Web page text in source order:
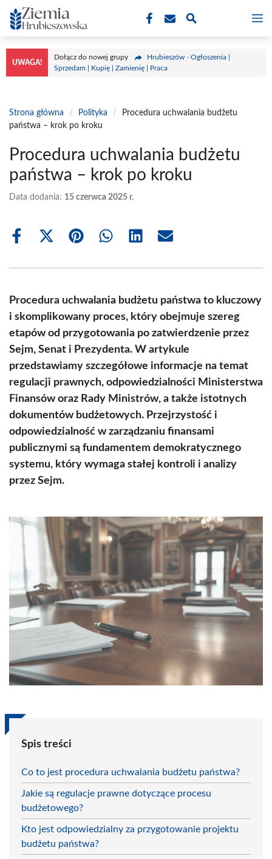
Przejdź
do
treści
UWAGA!
Dołącz do nowej grupy
Hrubieszów - Ogłoszenia |
Sprzedam | Kupię | Zamienię | Praca
Strona główna / Polityka /
Procedura uchwalania budżetu
państwa – krok po kroku
Procedura uchwalania budżetu
państwa – krok po kroku
Data dodania: 15 czerwca 2025 r.
Share
Share
(Twitter)
Share Share Share Share
Procedura uchwalania budżetu państwa to kluczowy
i skomplikowany proces, który obejmuje szereg
etapów od przygotowania po zatwierdzenie przez
Sejm, Senat i Prezydenta. W artykule
przedstawiamy szczegółowe informacje na temat
regulacji prawnych, odpowiedzialności Ministerstwa
Finansów oraz Rady Ministrów, a także istotnych
dokumentów budżetowych. Przejrzystość i
odpowiedzialność w zarządzaniu finansami
publicznymi są fundamentem demokratycznego
systemu, który wymaga stałej kontroli i analizy
przez Sejm.
Spis treści
Co to jest procedura uchwalania budżetu państwa?
Jakie są regulacje prawne dotyczące procesu
budżetowego?
Kto jest odpowiedzialny za przygotowanie projektu
budżetu państwa?